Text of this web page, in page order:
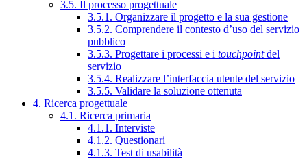
3.5. Il processo progettuale
3.5.1. Organizzare il progetto e la sua gestione
3.5.2. Comprendere il contesto d’uso del servizio
pubblico
3.5.3. Progettare i processi e i touchpointdel
servizio
3.5.4. Realizzare l’interfaccia utente del servizio
3.5.5. Validare la soluzione ottenuta
4. Ricerca progettuale
4.1. Ricerca primaria
4.1.1. Interviste
4.1.2. Questionari
4.1.3. Test di usabilità